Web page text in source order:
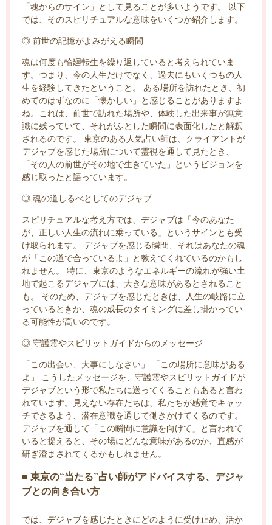
「魂からのサイン」として見ることが多いようです。 以下
では、そのスピリチュアルな意味をいくつか紹介します。
◎ 前世の記憶がよみがえる瞬間
魂は何度も輪廻転生を繰り返していると考えられていま
す。つまり、今の人生だけでなく、過去にもいくつもの人
生を経験してきたということ。 ある場所を訪れたとき、初
めてのはずなのに「懐かしい」と感じることがありますよ
ね。これは、前世で訪れた場所や、体験した出来事が無意
識に残っていて、それがふとした瞬間に表面化したと解釈
されるのです。 東京のある人気占い師は、クライアントが
デジャブを感じた場所について霊視を通して見たとき、
「その人の前世がその地で生きていた」というビジョンを
感じ取ったと語っています。
◎ 魂の道しるべとしてのデジャブ
スピリチュアルな考え方では、デジャブは「今のあなた
が、正しい人生の流れに乗っている」というサインとも受
け取られます。 デジャブを感じる瞬間、それはあなたの魂
が「この道で合っているよ」と教えてくれているのかもし
れません。 特に、東京のようなエネルギーの流れが強い土
地で起こるデジャブには、大きな意味があるとされること
も。 そのため、デジャブを感じたときは、人生の岐路に立
っているときか、魂の成長のタイミングに差し掛かってい
る可能性が高いのです。
◎ 守護霊やスピリットガイドからのメッセージ
「この出会い、大事にしなさい」 「この場所に意味がある
よ」 こうしたメッセージを、守護霊やスピリットガイドが
デジャブという形で私たちに送ってくることもあると言わ
れています。見えない存在たちは、私たちが感覚でキャッ
チできるよう、潜在意識を通じて働きかけてくるのです。
デジャブを通して「この瞬間に意識を向けて」と言われて
いると捉えると、その場にどんな意味があるのか、直感が
研ぎ澄まされてくるかもしれません。
■ 東京の“当たる”占い師がアドバイスする、デジャ
ブとの向き合い方
では、デジャブを感じたときにどのように受け止め、活か